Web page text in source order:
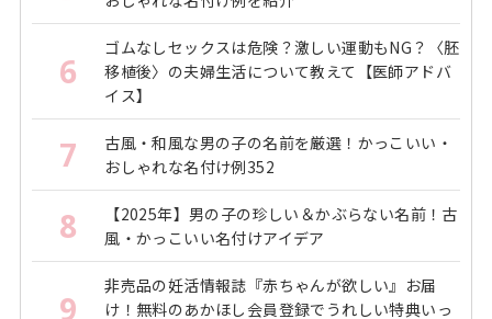
6
ゴムなしセックスは危険？激しい運動もNG？〈胚
移植後〉の夫婦生活について教えて【医師アドバ
イス】
7
古風・和風な男の子の名前を厳選！かっこいい・
おしゃれな名付け例352
8
【2025年】男の子の珍しい＆かぶらない名前！古
風・かっこいい名付けアイデア
9
非売品の妊活情報誌『赤ちゃんが欲しい』お届
け！無料のあかほし会員登録でうれしい特典いっ